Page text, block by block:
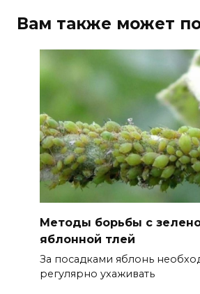
Вам также может
Методы борьбы с
яблонной тлей
За посадками яблонь
регулярно ухаживать